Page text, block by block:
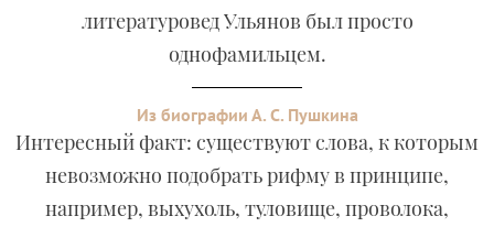
литературовед Ульянов был просто
однофамильцем.
Из биографии А. С. Пушкина
Интересный факт: существуют слова, к которым
невозможно подобрать рифму в принципе,
например, выхухоль, туловище, проволока,